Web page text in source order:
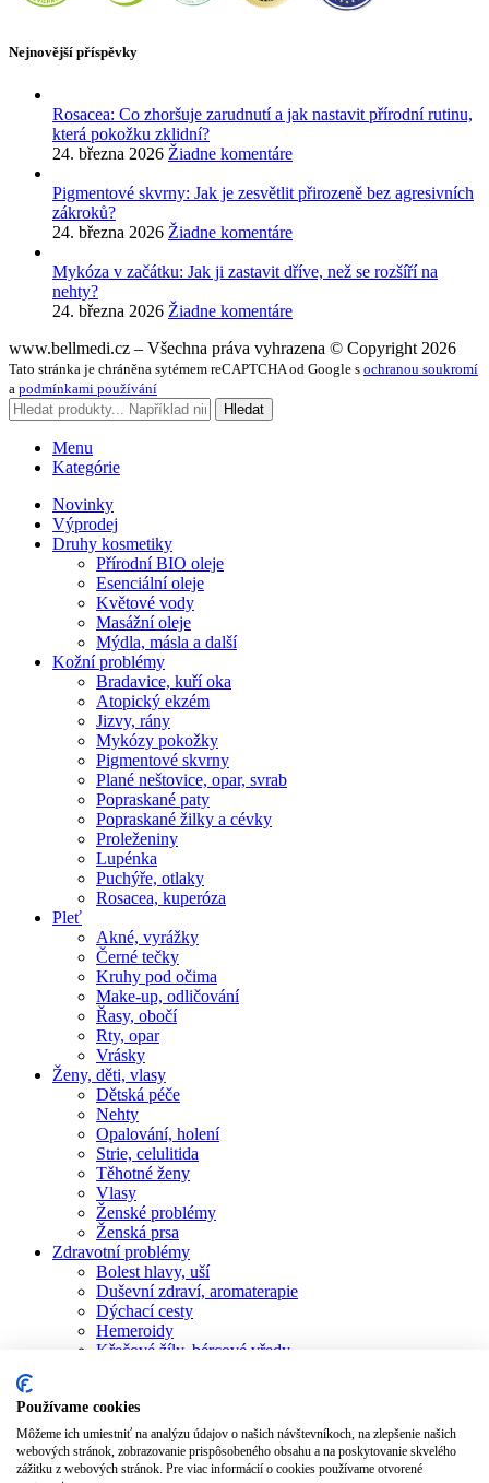
Nejnovější příspěvky
Rosacea: Co zhoršuje zarudnutí a jak nastavit přírodní rutinu,
která pokožku zklidní?
24. března 2026 Žiadne komentáre
Pigmentové skvrny: Jak je zesvětlit přirozeně bez agresivních
zákroků?
24. března 2026 Žiadne komentáre
Mykóza v začátku: Jak ji zastavit dříve, než se rozšíří na
nehty?
24. března 2026 Žiadne komentáre
www.bellmedi.cz – Všechna práva vyhrazena © Copyright 2026
Tato stránka je chráněna sytémem reCAPTCHA od Google s ochranou soukromí
a podmínkami používání
Hledat
Menu
Kategórie
Novinky
Výprodej
Druhy kosmetiky
Přírodní BIO oleje
Esenciální oleje
Květové vody
Masážní oleje
Mýdla, másla a další
Kožní problémy
Bradavice, kuří oka
Atopický ekzém
Jizvy, rány
Mykózy pokožky
Pigmentové skvrny
Plané neštovice, opar, svrab
Popraskané paty
Popraskané žilky a cévky
Proleženiny
Lupénka
Puchýře, otlaky
Rosacea, kuperóza
Pleť
Akné, vyrážky
Černé tečky
Kruhy pod očima
Make-up, odličování
Řasy, obočí
Rty, opar
Vrásky
Ženy, děti, vlasy
Dětská péče
Nehty
Opalování, holení
Strie, celulitida
Těhotné ženy
Vlasy
Ženské problémy
Ženská prsa
Zdravotní problémy
Bolest hlavy, uší
Duševní zdraví, aromaterapie
Dýchací cesty
Hemeroidy
Křečové žíly, bércové vředy
Revma, bolesti kloubů
Ústní dutina
Žaludeční nevolnost
Používame cookies
Môžeme ich umiestniť na analýzu údajov o našich návštevníkoch, na zlepšenie našich
webových stránok, zobrazovanie prispôsobeného obsahu a na poskytovanie skvelého
zážitku z webových stránok. Pre viac informácií o cookies používame otvorené